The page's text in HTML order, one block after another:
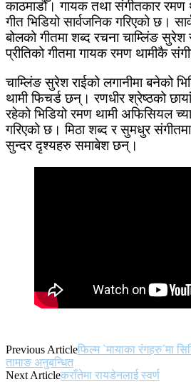
काठमाडौँ। गायक तथा संगीतकार रमण
गीत भिडियो सार्वजनिक गरिएको छ।
बोलको गीतमा शब्द रचना चाम्लिंङ सुरेश
प्रीतिको गीतमा गायक रमण थामीकै
चाम्लिंङ सुरेश राईको लगानीमा बनेको
थामी फिचर्ड छन्। रणधीर श्रेष्ठको
रहेको भिडियो रमण थामी अफिसियल
गरिएको छ। मिठा शब्द र सुमधुर
सुन्दर दृश्यहरु समाबेश छन्।
Previous Articleफिल्म `मायाका रंगहरु´मा
तामाङ अनुबन्धित
Next Articleकराँतेमा रायडेनलाई स्वर्ण